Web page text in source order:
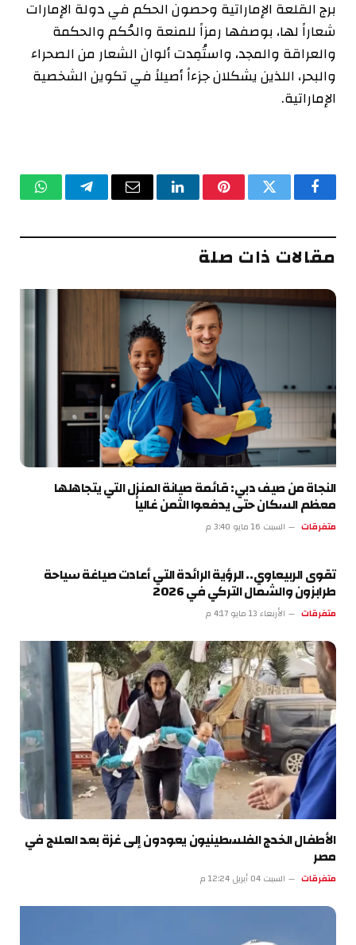
برج القلعة الإماراتية وحصون الحكم في دولة الإمارات
شعاراً لها، بوصفها رمزاً للمنعة والحُكم والحكمة
والعراقة والمجد، واستُمِدت ألوان الشعار من الصحراء
والبحر، اللذين يشكلان جزءاً أصيلاً في تكوين الشخصية
الإماراتية.
فيسبوكتويتر بينتيريستلينكدإنالبريد تيلقرام
مقالات ذات صلة
النجاة من صيف دبي: قائمة صيانة المنزل التي يتجاهلها
معظم السكان حتى يدفعوا الثمن غالياً
متفرقات السبت 16 مايو 3:40 م
تقوى الربيعاوي.. الرؤية الرائدة التي أعادت صياغة سياحة
طرابزون والشمال التركي في 2026
متفرقات الأربعاء 13 مايو 4:17 م
الأطفال الخدج الفلسطينيون يعودون إلى غزة بعد العلاج في
مصر
متفرقات السبت 04 أبريل 12:24 م